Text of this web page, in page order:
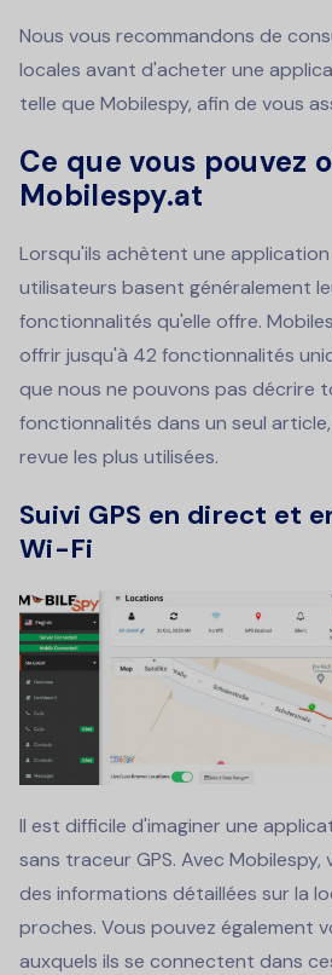
Nous vous recommandons de
locales avant d'acheter une
telle que Mobilespy, afin de vous
Ce que vous pouvez
Mobilespy.at
Lorsqu'ils achètent une application
utilisateurs basent généralement
fonctionnalités qu'elle offre.
offrir jusqu'à 42 fonctionnalités
que nous ne pouvons pas décrire
fonctionnalités dans un seul
revue les plus utilisées.
Suivi GPS en direct et
Wi-Fi
Il est difficile d'imaginer une
sans traceur GPS. Avec
des informations détaillées sur la
proches. Vous pouvez également
auxquels ils se connectent dans